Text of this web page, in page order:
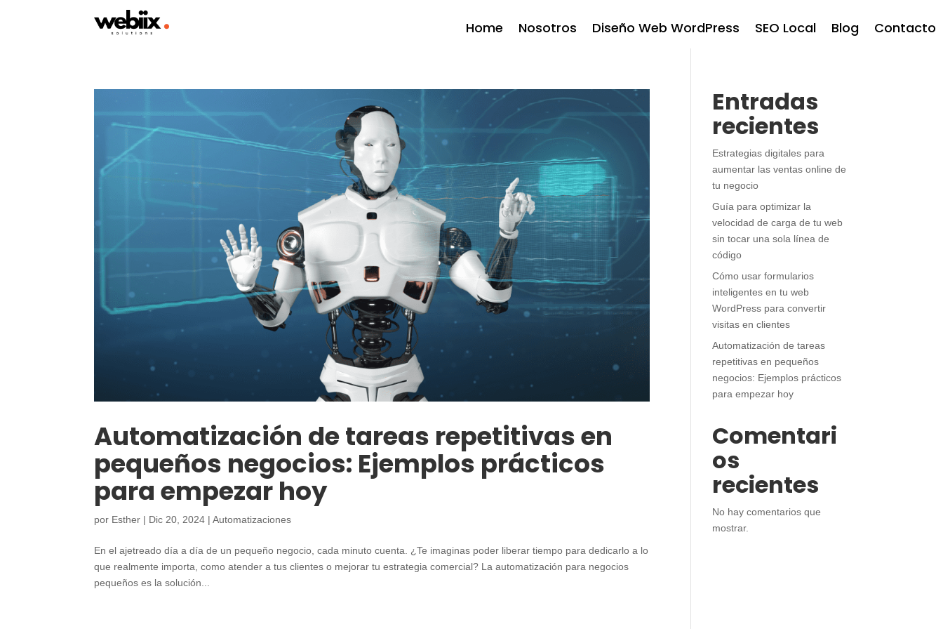
Home Nosotros Diseño Web WordPress SEO Local Blog Contacto
Automatización de tareas repetitivas en
pequeños negocios: Ejemplos prácticos
para empezar hoy
por Esther | Dic 20, 2024 |Automatizaciones
En el ajetreado día a día de un pequeño negocio, cada minuto cuenta. ¿Te imaginas poder liberar tiempo para dedicarlo a lo
que realmente importa, como atender a tus clientes o mejorar tu estrategia comercial? La automatización para negocios
pequeños es la solución...
Entradas
recientes
Estrategias digitales para
aumentar las ventas online de
tu negocio
Guía para optimizar la
velocidad de carga de tu web
sin tocar una sola línea de
código
Cómo usar formularios
inteligentes en tu web
WordPress para convertir
visitas en clientes
Automatización de tareas
repetitivas en pequeños
negocios: Ejemplos prácticos
para empezar hoy
Comentari
os
recientes
No hay comentarios que
mostrar.